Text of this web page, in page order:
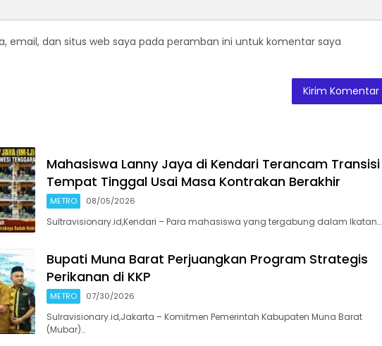
email, dan situs web saya pada peramban ini untuk komentar saya
Mahasiswa Lanny Jaya di Kendari Terancam Transisi
Tempat Tinggal Usai Masa Kontrakan Berakhir
METRO 08/05/2026
Sultravisionary.id,Kendari – Para mahasiswa yang tergabung dalam Ikatan…
Bupati Muna Barat Perjuangkan Program Strategis
Perikanan di KKP
METRO 07/30/2026
Sulravisionary.id,Jakarta – Komitmen Pemerintah Kabupaten Muna Barat
(Mubar)…